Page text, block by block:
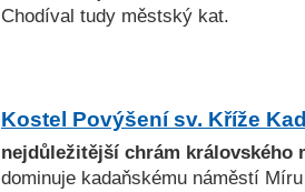
Chodíval tudy městský kat.
Kostel Povýšení sv. Kříže
nejdůležitější chrám královského
dominuje kadaňskému náměstí